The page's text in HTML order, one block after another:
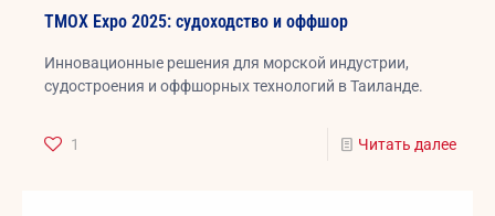
TMOX Expo 2025: судоходство и оффшор
Инновационные решения для морской индустрии,
судостроения и оффшорных технологий в Таиланде.
1 Читать далее